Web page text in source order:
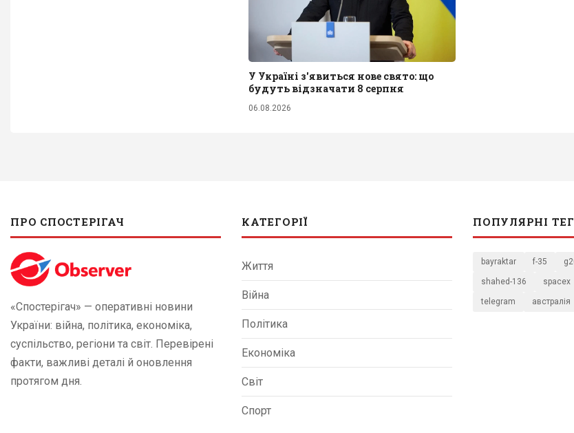
У Україні з'явиться нове свято: що
будуть відзначати 8 серпня
06.08.2026
ПРО СПОСТЕРІГАЧ
«Спостерігач» — оперативні новини
України: війна, політика, економіка,
суспільство, регіони та світ. Перевірені
факти, важливі деталі й оновлення
протягом дня.
КАТЕГОРІЇ
Життя
Війна
Політика
Економіка
Світ
Спорт
ПОПУЛЯРНІ
bayraktar f-35
shahed-136 spacex
telegram австралія